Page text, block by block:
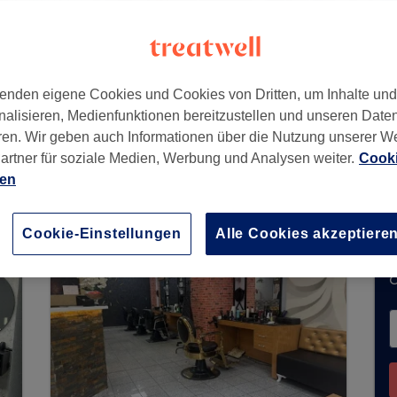
Buchungen über Treatwell entgegen.
Nähe zu finden.
eigene Cookies und Cookies von Dritten, um Inhalte
Medienfunktionen bereitzustellen und unseren
Wir geben auch Informationen über die Nutzung unserer
für soziale Medien, Werbung und Analysen weiter.
Cookie-Einstellungen Alle Cookies